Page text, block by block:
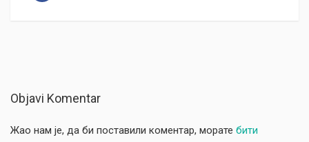
Objavi Komentar
Жао нам је, да би поставили коментар, морате бити